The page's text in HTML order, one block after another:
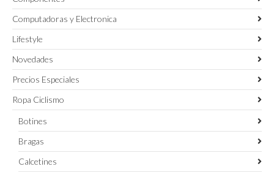
Computadoras y Electronica
Lifestyle
Novedades
Precios Especiales
Ropa Ciclismo
Botines
Bragas
Calcetines